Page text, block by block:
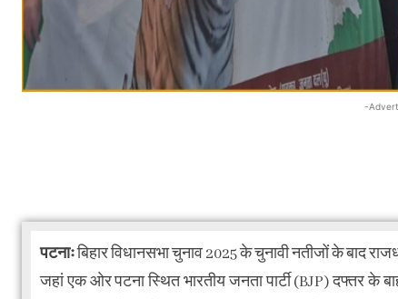
-
पटनाःबिहार विधानसभा चुनाव 2025 के चुनावी नतीजों के बाद
जहां एक ओर पटना स्थित भारतीय जनता पार्टी (BJP) दफ्तर के